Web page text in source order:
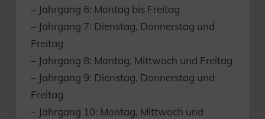
– Jahrgang 6: Montag bis Freitag
– Jahrgang 7: Dienstag, Donnerstag und
Freitag
– Jahrgang 8: Montag, Mittwoch und Freitag
– Jahrgang 9: Dienstag, Donnerstag und
Freitag
– Jahrgang 10: Montag, Mittwoch und